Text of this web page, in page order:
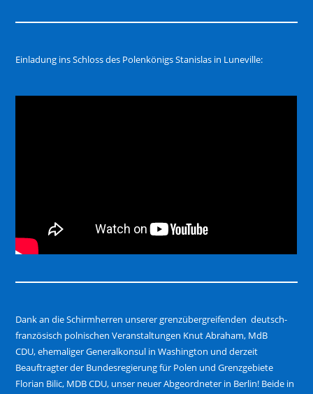
Einladung ins Schloss des Polenkönigs Stanislas in Luneville:
Dank an die Schirmherren unserer grenzübergreifenden deutsch-
französisch polnischen Veranstaltungen Knut Abraham, MdB
CDU, ehemaliger Generalkonsul in Washington und derzeit
Beauftragter der Bundesregierung für Polen und Grenzgebiete
Florian Bilic, MDB CDU, unser neuer Abgeordneter in Berlin! Beide in